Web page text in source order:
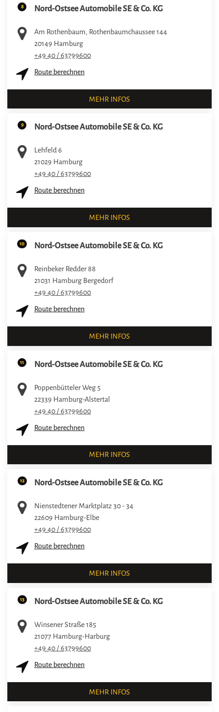
8 Nord-Ostsee Automobile SE & Co. KG
Am Rothenbaum, Rothenbaumchaussee 144
20149 Hamburg
+49 40 / 63799600
Route berechnen
MEHR INFOS
9 Nord-Ostsee Automobile SE & Co. KG
Lehfeld 6
21029 Hamburg
+49 40 / 63799600
Route berechnen
MEHR INFOS
10 Nord-Ostsee Automobile SE & Co. KG
Reinbeker Redder 88
21031 Hamburg Bergedorf
+49 40 / 63799600
Route berechnen
MEHR INFOS
11 Nord-Ostsee Automobile SE & Co. KG
Poppenbütteler Weg 5
22339 Hamburg-Alstertal
+49 40 / 63799600
Route berechnen
MEHR INFOS
12 Nord-Ostsee Automobile SE & Co. KG
Nienstedtener Marktplatz 30 - 34
22609 Hamburg-Elbe
+49 40 / 63799600
Route berechnen
MEHR INFOS
13 Nord-Ostsee Automobile SE & Co. KG
Winsener Straße 185
21077 Hamburg-Harburg
+49 40 / 63799600
Route berechnen
MEHR INFOS